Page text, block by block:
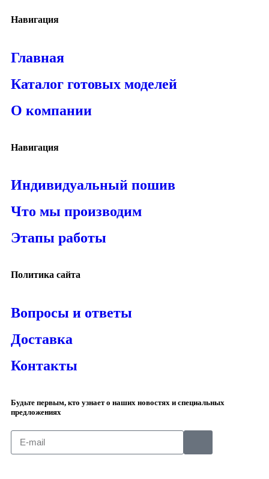
Навигация
Главная
Каталог готовых моделей
О компании
Навигация
Индивидуальный пошив
Что мы производим
Этапы работы
Политика сайта
Вопросы и ответы
Доставка
Контакты
Будьте первым, кто узнает о наших новостях и специальных
предложениях